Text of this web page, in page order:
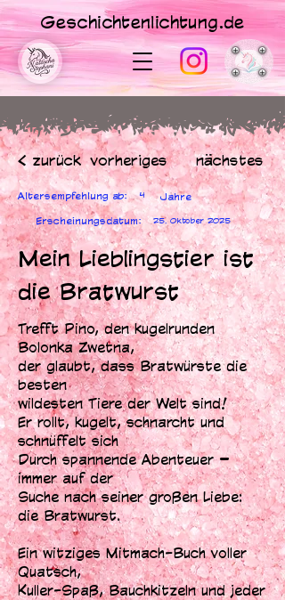
Geschichtenlichtung.de
< zurück vorheriges nächstes
Altersempfehlung ab: 4 Jahre
Erscheinungsdatum: 25. Oktober 2025
Mein Lieblingstier ist
die Bratwurst
Trefft Pino, den kugelrunden
Bolonka Zwetna,
der glaubt, dass Bratwürste die
besten
wildesten Tiere der Welt sind!
Er rollt, kugelt, schnarcht und
schnüffelt sich
Durch spannende Abenteuer –
immer auf der
Suche nach seiner großen Liebe:
die Bratwurst.
Ein witziges Mitmach-Buch voller
Quatsch,
Kuller-Spaß, Bauchkitzeln und jeder